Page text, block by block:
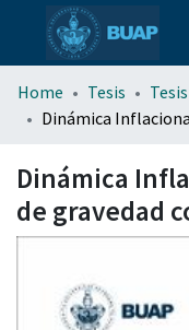
Home Tesis
Dinámica
de gravedad